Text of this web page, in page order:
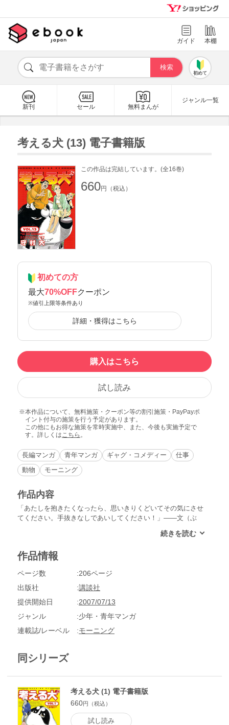
ガイド 本棚
初めて
新刊 セール 無料まんが
ジャンル一覧
考える犬 (13) 電子書籍版
この作品は完結しています。(全16巻)
660円（税込）
初めての方
最大70%OFFクーポン
※値引上限等条件あり
詳細・獲得はこちら
購入はこちら
試し読み
本作品について、無料施策・クーポン等の割引施策・PayPayポ
イント付与の施策を行う予定があります。
この他にもお得な施策を常時実施中、また、今後も実施予定で
す。詳しくは こちら 。
長編マンガ 青年マンガ ギャグ・コメディー
仕事
動物
モーニング
作品内容
「あたしを抱きたくなったら、思いきりくどいてその気にさせ
てください。手抜きなしであいしてください！」――文（ぶ
ら20年がたとうとも、文ちゃんは“さゆりさん命”の情熱男。毎
（もんじろう）が邪魔をして、二人は逢瀬もかなわぬ日々
まい……!?
作品情報
ページ数
206ページ
出版社
講談社
提供開始日
2007/07/13
ジャンル
少年・青年マンガ
連載誌/レーベル
モーニング
同シリーズ
考える犬 (1) 電子書籍版
660円（税込）
試し読み